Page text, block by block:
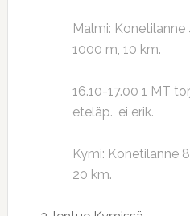
Malmi: Konetilanne
1000 m, 10 km.
16.10-17.00 1 MT
eteläp., ei erik.
Kymi: Konetilanne
20 km.